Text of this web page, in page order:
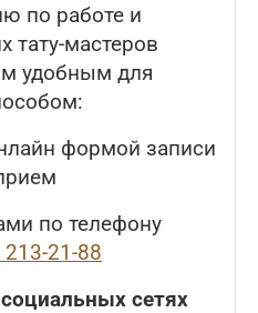
по работе и
тату-мастеров
удобным для
формой записи
по телефону
21-88
сетях